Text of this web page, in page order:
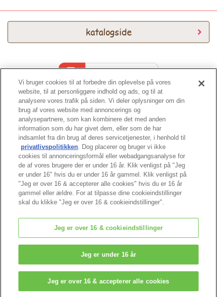
katalogside
Toppen af siden
© EPOCH
Change Region
Vi bruger cookies til at forbedre din oplevelse på vores
website, til at personliggøre indhold og ads, og til at
analysere vores trafik på siden. Vi deler oplysninger om din
brug af vores website med annoncerings og
analysepartnere, som kan kombinere det med anden
information som du har givet dem, eller som de har
indsamlet fra din brug af deres servicetjenester, i henhold til
privatlivspolitikken. Dog placerer og bruger vi ikke
cookies til annonceringsformål eller webadgangsanalyse for
de af vores brugere der er under 16 år. Klik venligst på "Jeg
er under 16" hvis du er under 16 år gammel. Klik venligst på
"Jeg er over 16 & accepterer alle cookies" hvis du er 16 år
gammel eller ældre. For at tilpasse dine cookieindstillinger
skal du klikke "Jeg er over 16 & cookieindstillinger".
Jeg er over 16 & cookieindstillinger
Jeg er under 16 år
Jeg er over 16 & accepterer alle cookies